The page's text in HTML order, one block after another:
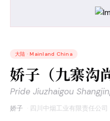
大陆 · Mainland China
娇子（九寨沟
Pride Jiuzhaigou
娇子 · 四川中烟工业有限责任公司